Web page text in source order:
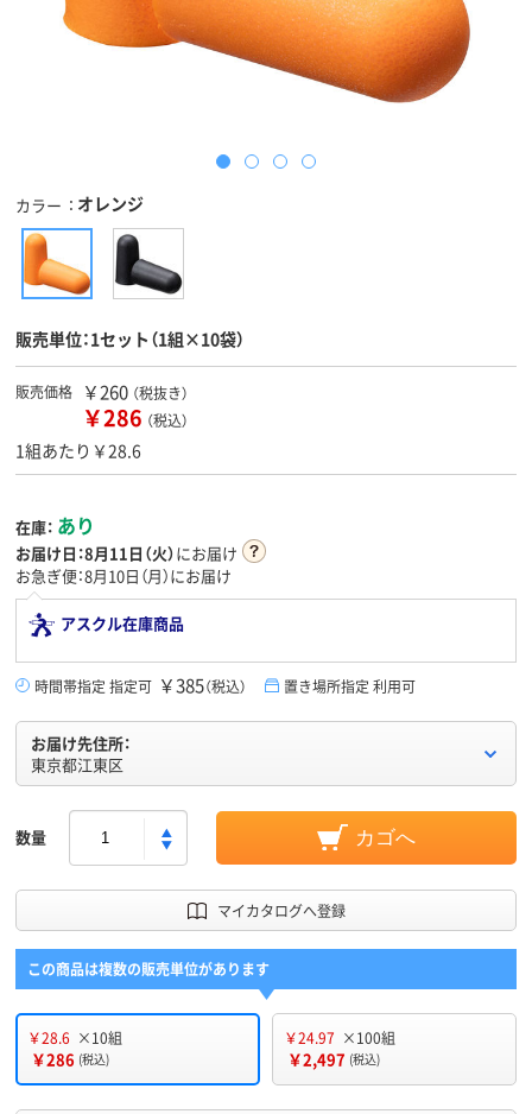
カラー オレンジ
販売単位：1セット（1組×10袋）
販売価格 ￥260 （税抜き）
￥286 （税込）
1組あたり￥28.6
在庫： あり
お届け日：8月11日（火）にお届け
お急ぎ便：8月10日（月）にお届け
アスクル在庫商品
時間帯指定 指定可 ￥385（税込） 置き場所指定 利用可
お届け先住所：
東京都江東区
数量 カゴへ
マイカタログへ登録
この商品は複数の販売単位があります
￥28.6 ×10組
￥286 (税込)
￥24.97 ×100組
￥2,497 (税込)